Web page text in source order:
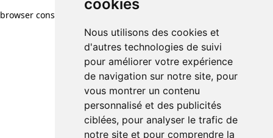
cookies
Nous utilisons des cookies et
d'autres technologies de suivi
pour améliorer votre expérience
de navigation sur notre site, pour
vous montrer un contenu
personnalisé et des publicités
ciblées, pour analyser le trafic de
notre site et pour comprendre la
browser console for more information)